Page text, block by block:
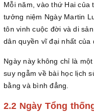
Mỗi năm, vào thứ Hai của
tưởng niệm Ngày Martin
tôn vinh cuộc đời và di
dân quyền vĩ đại nhất của
Ngày này không chỉ là
suy ngẫm về bài học lịch
bằng và bình đẳng.
2.2 Ngày Tổng